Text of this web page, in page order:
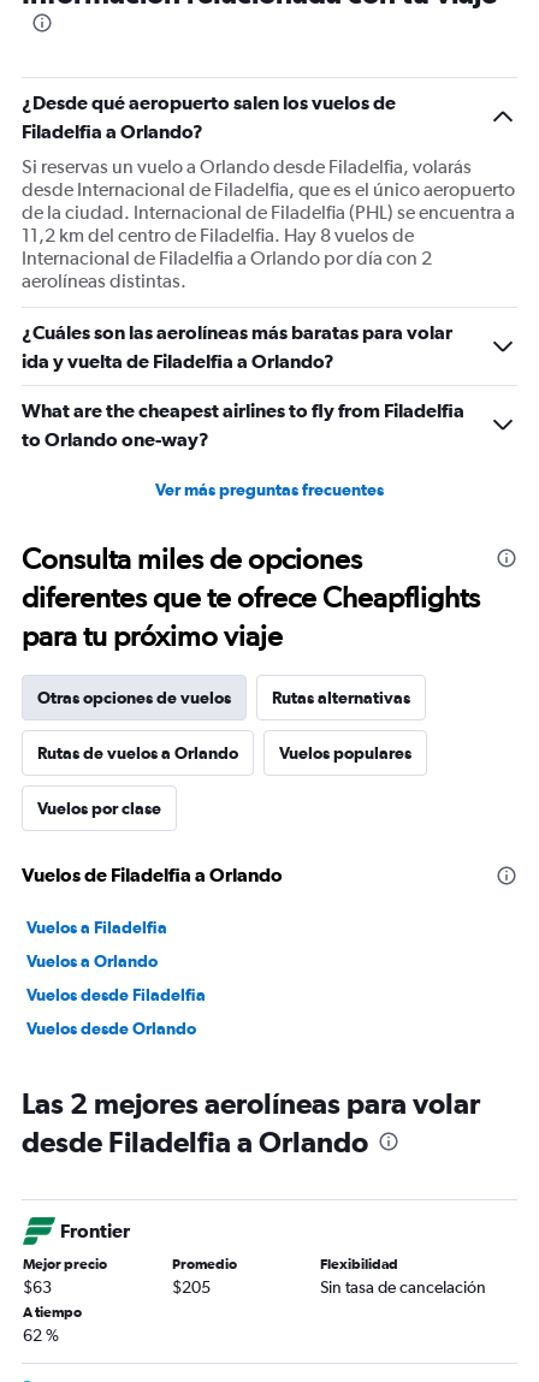
¿Desde qué aeropuerto salen los vuelos de
Filadelfia a Orlando?
Si reservas un vuelo a Orlando desde Filadelfia, volarás
desde Internacional de Filadelfia, que es el único aeropuerto
de la ciudad. Internacional de Filadelfia (PHL) se encuentra a
11,2 km del centro de Filadelfia. Hay 8 vuelos de
Internacional de Filadelfia a Orlando por día con 2
aerolíneas distintas.
¿Cuáles son las aerolíneas más baratas para volar
ida y vuelta de Filadelfia a Orlando?
What are the cheapest airlines to fly from Filadelfia
to Orlando one-way?
Ver más preguntas frecuentes
Consulta miles de opciones
diferentes que te ofrece Cheapflights
para tu próximo viaje
Otras opciones de vuelos Rutas alternativas
Rutas de vuelos a Orlando Vuelos populares
Vuelos por clase
Vuelos de Filadelfia a Orlando
Vuelos a Filadelfia
Vuelos a Orlando
Vuelos desde Filadelfia
Vuelos desde Orlando
Las 2 mejores aerolíneas para volar
desde Filadelfia a Orlando
Frontier
Mejor precio
$63
Promedio
$205
Flexibilidad
Sin tasa de cancelación
A tiempo
62 %